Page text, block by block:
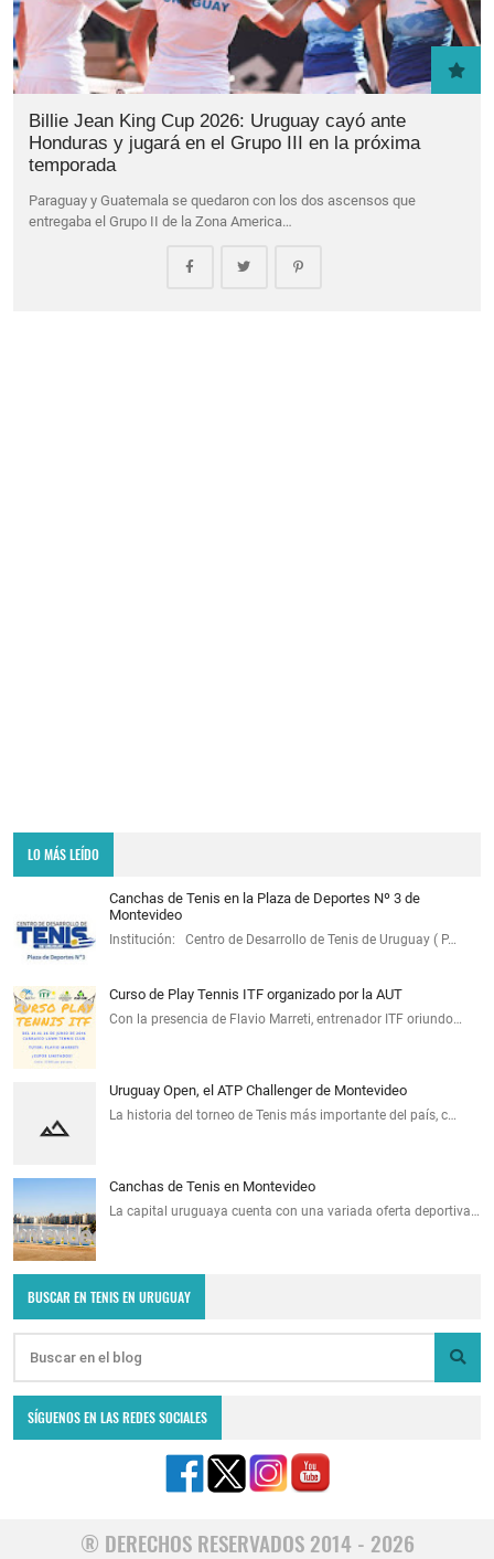
Billie Jean King Cup 2026: Uruguay cayó ante
Honduras y jugará en el Grupo III en la próxima
temporada
Paraguay y Guatemala se quedaron con los dos ascensos que
entregaba el Grupo II de la Zona America…
LO MÁS LEÍDO
Canchas de Tenis en la Plaza de Deportes Nº 3 de
Montevideo
Institución: Centro de Desarrollo de Tenis de Uruguay ( P…
Curso de Play Tennis ITF organizado por la AUT
Con la presencia de Flavio Marreti, entrenador ITF oriundo…
Uruguay Open, el ATP Challenger de Montevideo
La historia del torneo de Tenis más importante del país, c…
Canchas de Tenis en Montevideo
La capital uruguaya cuenta con una variada oferta deportiva…
BUSCAR EN TENIS EN URUGUAY
SÍGUENOS EN LAS REDES SOCIALES
® DERECHOS RESERVADOS 2014 - 2026